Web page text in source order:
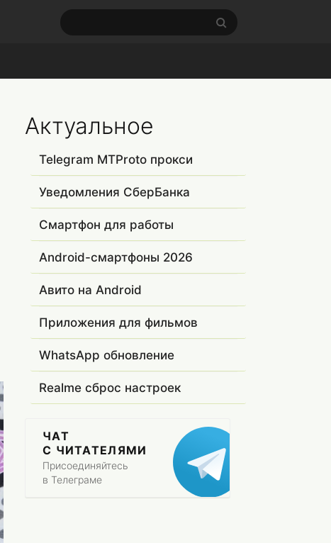
Актуальное
Telegram MTProto прокси
Уведомления СберБанка
Смартфон для работы
Android-смартфоны 2026
Авито на Android
Приложения для фильмов
WhatsApp обновление
Realme сброс настроек
ЧАТ
С ЧИТАТЕЛЯМИ
Присоединяйтесь
в Телеграме